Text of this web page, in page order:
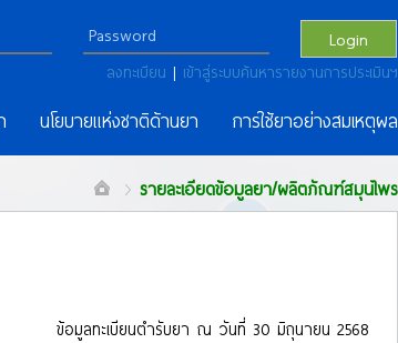
Login
ลงทะเบียน | เข้าสู่ระบบค้นหารายงานการประเมินฯ
นโยบายแห่งชาติด้านยา การใช้ยาอย่างสมเหตุผล
รายละเอียดข้อมูลยา/ผลิตภัณฑ์สมุนไพร
ข้อมูลทะเบียนตำรับยา ณ วันที่ 30 มิถุนายน 2568